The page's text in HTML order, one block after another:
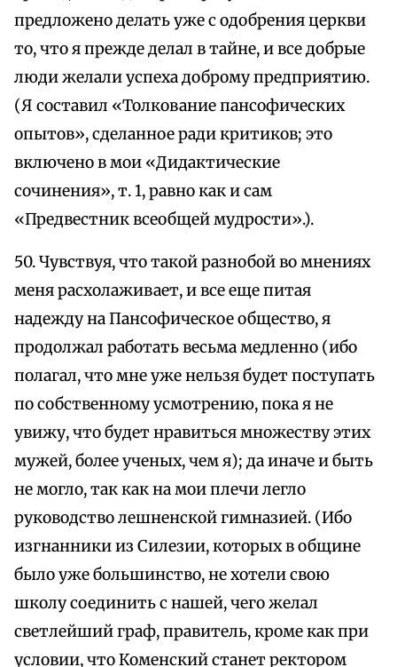
предложено делать уже с одобрения церкви
то, что я прежде делал в тайне, и все добрые
люди желали успеха доброму предприятию.
(Я составил «Толкование пансофических
опытов», сделанное ради критиков; это
включено в мои «Дидактические
сочинения», т. 1, равно как и сам
«Предвестник всеобщей мудрости».).
50. Чувствуя, что такой разнобой во мнениях
меня расхолаживает, и все еще питая
надежду на Пансофическое общество, я
продолжал работать весьма медленно (ибо
полагал, что мне уже нельзя будет поступать
по собственному усмотрению, пока я не
увижу, что будет нравиться множеству этих
мужей, более ученых, чем я); да иначе и быть
не могло, так как на мои плечи легло
руководство лешненской гимназией. (Ибо
изгнанники из Силезии, которых в общине
было уже большинство, не хотели свою
школу соединить с нашей, чего желал
светлейший граф, правитель, кроме как при
условии, что Коменский станет ректором